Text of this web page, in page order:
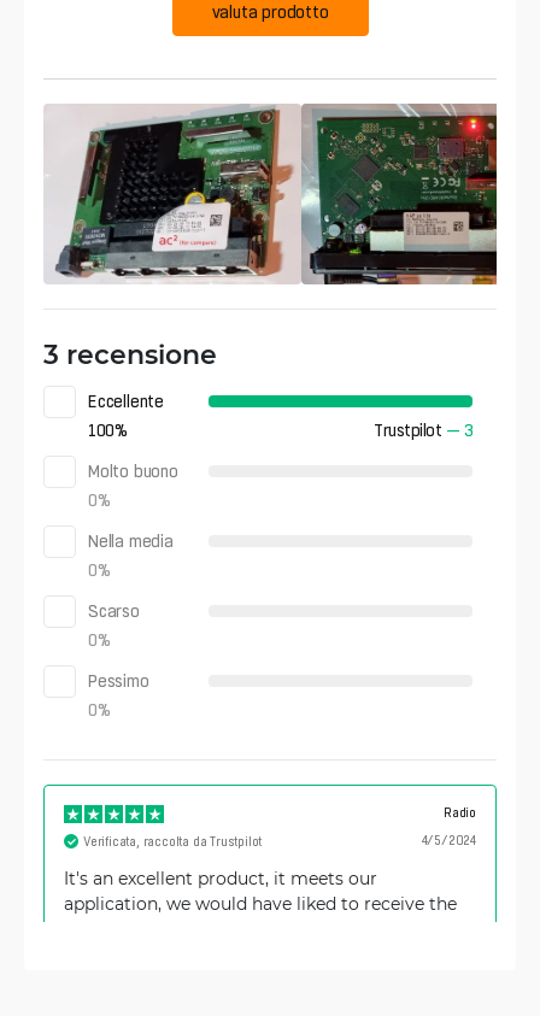
valuta prodotto
3 recensione
Eccellente
100% Trustpilot — 3
Molto buono
0%
Nella media
0%
Scarso
0%
Pessimo
0%
Radio
4/5/2024
Verificata, raccolta da Trustpilot
It's an excellent product, it meets our
application, we would have liked to receive the